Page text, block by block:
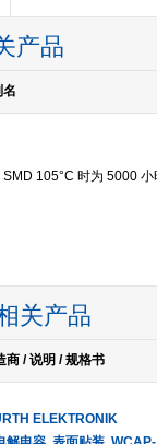
产品
名
105°C 时为 5000 小
关产品
商 / 说明 / 规格书
ELEKTRONIK